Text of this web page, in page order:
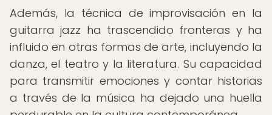
Además, la técnica de improvisación en la
guitarra jazz ha trascendido fronteras y ha
influido en otras formas de arte, incluyendo la
danza, el teatro y la literatura. Su capacidad
para transmitir emociones y contar historias
a través de la música ha dejado una huella